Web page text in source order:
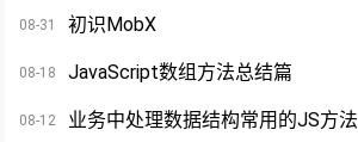
08-31 初识MobX
08-18 JavaScript数组方法总结篇
08-12 业务中处理数据结构常用的JS方法